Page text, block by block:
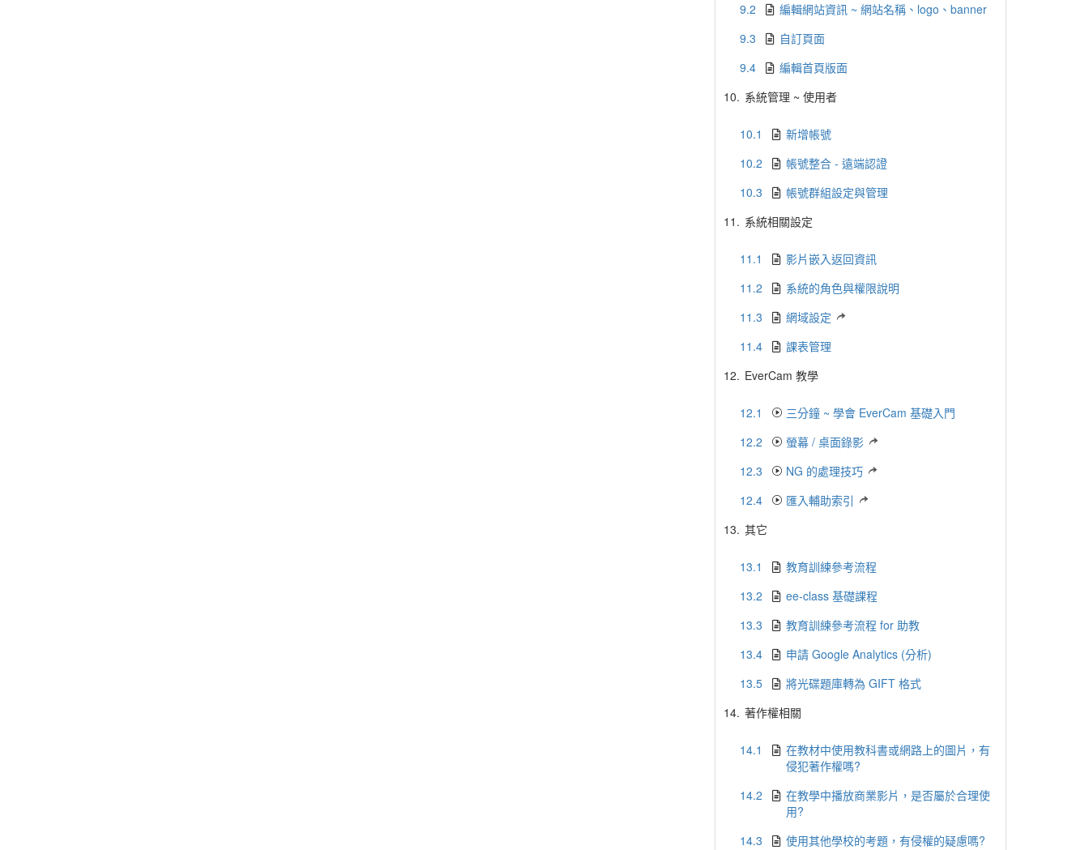
9.2
編輯網站資訊 ~ 網站名稱、logo、banner
9.3
自訂頁面
9.4
編輯首頁版面
10. 系統管理 ~ 使用者
10.1
新增帳號
10.2
帳號整合 - 遠端認證
10.3
帳號群組設定與管理
11. 系統相關設定
11.1
影片嵌入返回資訊
11.2
系統的角色與權限說明
11.3
網域設定
11.4
課表管理
12. EverCam 教學
12.1
三分鐘 ~ 學會 EverCam 基礎入門
12.2
螢幕 / 桌面錄影
12.3
NG 的處理技巧
12.4
匯入輔助索引
13. 其它
13.1
教育訓練參考流程
13.2
ee-class 基礎課程
13.3
教育訓練參考流程 for 助教
13.4
申請 Google Analytics (分析)
13.5
將光碟題庫轉為 GIFT 格式
14. 著作權相關
14.1
在教材中使用教科書或網路上的圖片，有
侵犯著作權嗎?
14.2
在教學中播放商業影片，是否屬於合理使
用?
14.3
使用其他學校的考題，有侵權的疑慮嗎?